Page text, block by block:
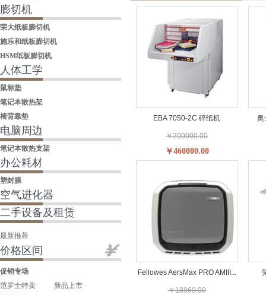
膨切机
荣大纸板膨切机
施乐和纸板膨切机
HSM纸板膨切机
人体工学
鼠标垫
笔记本散热架
椅背靠垫
电脑周边
笔记本散热支架
办公耗材
塑封膜
空气进化器
二手设备及租赁
最新推荐
价格区间
促销专场
范罗士特卖
新品上市
EBA 7050-2C 碎纸机
￥200000.00
￥460000.00
奥
Fellowes AersMax PRO AMIII...
￥18960.00